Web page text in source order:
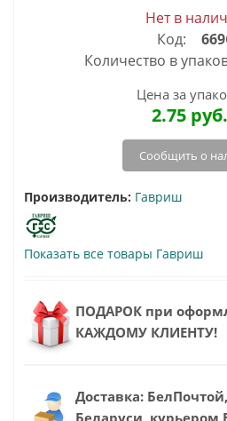
Нет в
Код:
Количество в
Цена за
2.75 руб.
Сообщить о
Производитель: Гавриш
Показать все товары Гавриш
ПОДАРОК при
КАЖДОМУ КЛИЕНТУ!
Доставка: